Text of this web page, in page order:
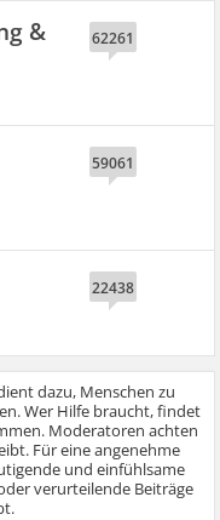
&
62261
59061
22438
dazu, Menschen zu
Wer Hilfe braucht, findet
Moderatoren achten
Für eine angenehme
und einfühlsame
verurteilende Beiträge